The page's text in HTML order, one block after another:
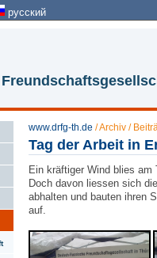
русский
www.drfg-th.de /Archiv /
Tag der Arbeit in
Ein kräftiger Wind blies am
Doch davon liessen sich
abhalten und bauten ihren
auf.